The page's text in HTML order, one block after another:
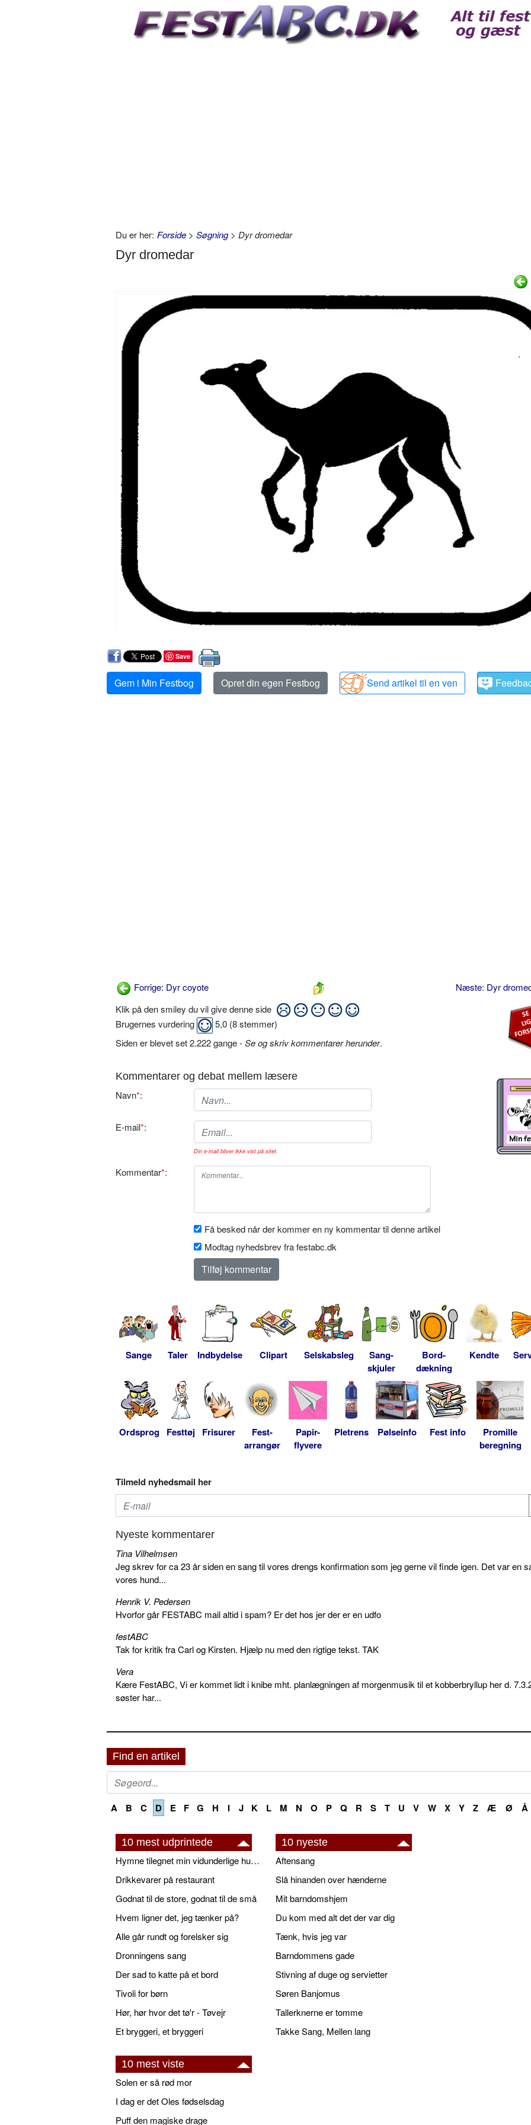
Du er her: Forside > Søgning> Dyr dromedar
Dyr dromedar
Save
Gem i Min Festbog Opret din egen Festbog Send artikel til en ven
Forrige: Dyr coyote
Næste: Dyr
Klik på den smiley du vil give denne side
Brugernes vurdering
5,0 (8stemmer)
Siden er blevet set 2.222 gange -Se og skriv kommentarer herunder.
Kommentarer og debat mellem læsere
Navn*:
E-mail*:
Din e-mail bliver ikke vist på sitet.
Kommentar*:
Få besked når der kommer en ny kommentar til denne artikel
Modtag nyhedsbrev fra festabc.dk
Sange Taler Indbydelse Clipart Selskabsleg
Sang-
skjuler
Bord-
dækning
Kendte
Ordsprog Festtøj Frisurer
Fest-
arrangør
Papir-
flyvere
Pletrens Pølseinfo Fest info
Promille
beregning
Tilmeld nyhedsmail her
Nyeste kommentarer
Tina Vilhelmsen
Jeg skrev for ca 23 år siden en sang til vores drengs konfirmation som jeg gerne vil finde igen. Det var en
vores hund...
Henrik V. Pedersen
Hvorfor går FESTABC mail altid i spam? Er det hos jer der er en udfo
festABC
Tak for kritik fra Carl og Kirsten. Hjælp nu med den rigtige tekst. TAK
Vera
Kære FestABC, Vi er kommet lidt i knibe mht. planlægningen af morgenmusik til et kobberbryllup her d.
søster har...
Find en artikel
A B C D E F G H I J K L M N O P Q R S T U V W X Y Z Æ Ø Å
10 mest udprintede
Hymne tilegnet min vidunderlige husbond
Drikkevarer på restaurant
Godnat til de store, godnat til de små
Hvem ligner det, jeg tænker på?
Alle går rundt og forelsker sig
Dronningens sang
Der sad to katte på et bord
Tivoli for børn
Hør, hør hvor det tø'r - Tøvejr
Et bryggeri, et bryggeri
10 nyeste
Aftensang
Slå hinanden over hænderne
Mit barndomshjem
Du kom med alt det der var dig
Tænk, hvis jeg var
Barndommens gade
Stivning af duge og servietter
Søren Banjomus
Tallerknerne er tomme
Takke Sang, Mellen lang
10 mest viste
Solen er så rød mor
I dag er det Oles fødselsdag
Puff den magiske drage